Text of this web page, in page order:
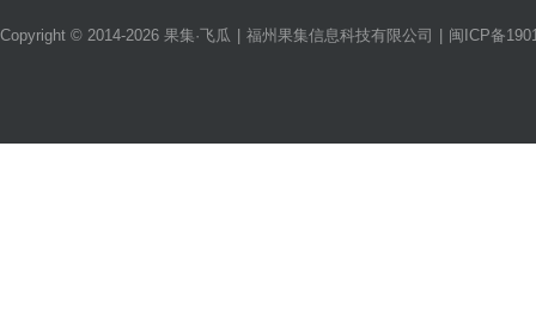
Copyright © 2014-2026 果集·飞瓜 福州果集信息科技有限公司 闽ICP备